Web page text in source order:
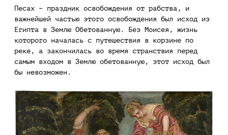
Песах – праздник освобождения от рабства, и
важнейшей частью этого освобождения был исход из
Египта в Землю Обетованную. Без Моисея, жизнь
которого началась с путешествия в корзине по
реке, а закончилась во время странствия перед
самым входом в Землю обетованную, этот исход был
бы невозможен.